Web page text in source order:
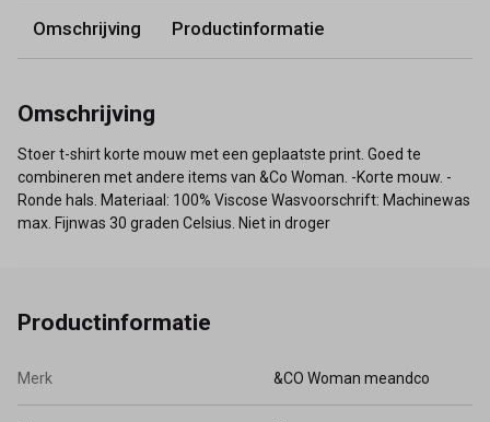
Omschrijving Productinformatie
Omschrijving
Stoer t-shirt korte mouw met een geplaatste print. Goed te
combineren met andere items van &Co Woman. -Korte mouw. -
Ronde hals. Materiaal: 100% Viscose Wasvoorschrift: Machinewas
max. Fijnwas 30 graden Celsius. Niet in droger
Productinformatie
Merk &CO Woman meandco